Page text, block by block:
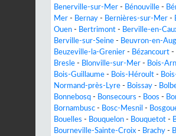
Benerville-sur-Mer - Bénouville -
Mer - Bernay - Bernières-sur-Mer -
Ouen - Bertrimont - Berville-en-
Berville-sur-Seine - Beuvron-en-
Beuzeville-la-Grenier - Bézancourt -
Bresle - Blonville-sur-Mer - Bois-
Bois-Guillaume - Bois-Héroult -
Normand-près-Lyre - Boissay -
Bonnebosq - Bonsecours - Boos -
Bornambusc - Bosc-Mesnil -
Bouelles - Bouquelon - Bouquetot -
Bourneville-Sainte-Croix - Brachy -